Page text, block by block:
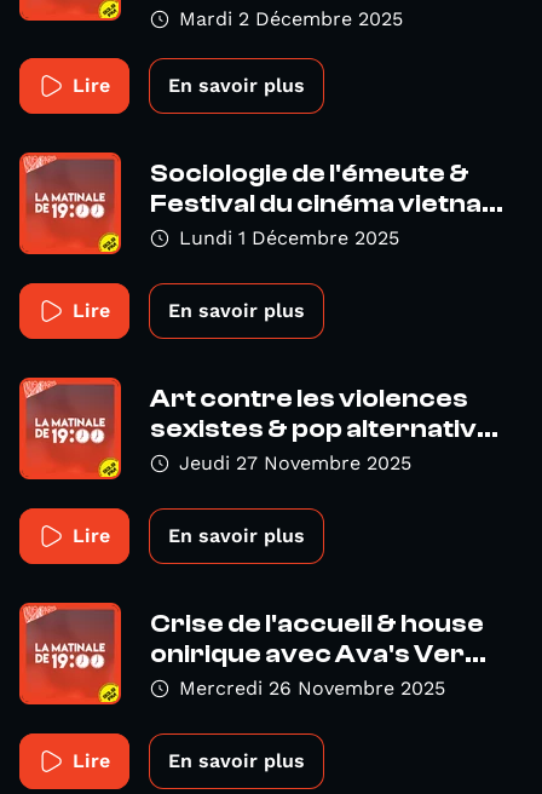
Mardi 2 Décembre 2025
Lire En savoir plus
Sociologie de l'émeute &
Festival du cinéma vietna...
Lundi 1 Décembre 2025
Lire En savoir plus
Art contre les violences
sexistes & pop alternativ...
Jeudi 27 Novembre 2025
Lire En savoir plus
Crise de l'accueil & house
onirique avec Ava's Ver...
Mercredi 26 Novembre 2025
Lire En savoir plus